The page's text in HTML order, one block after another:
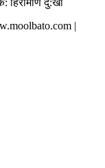
हिरामणि दु:खी
|